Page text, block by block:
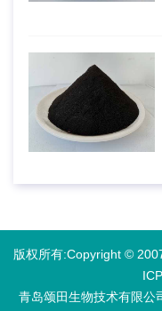
版权所有:Copyright ©
青岛颂田生物技术有限